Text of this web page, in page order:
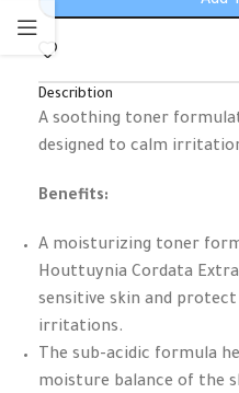
Describtion
A soothing toner
designed to calm
Benefits:
A moisturizing toner
Houttuynia Cordata
sensitive skin and
irritations.
The sub-acidic formula
moisture balance of the